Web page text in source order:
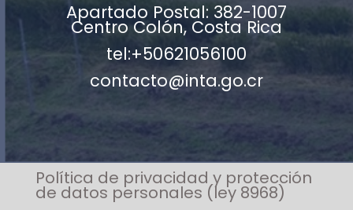
Apartado Postal: 382-1007
Centro Colón, Costa Rica
tel:+50621056100
contacto@inta.go.cr
Política de privacidad y protección
de datos personales (ley 8968)